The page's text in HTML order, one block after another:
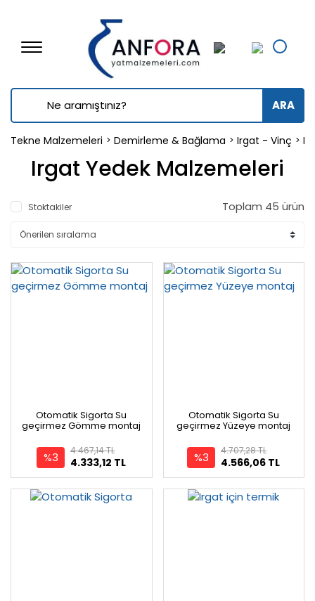
ARA
Tekne Malzemeleri Demirleme & Bağlama Irgat - Vinç
Irgat Yedek Malzemeleri
Stoktakiler Toplam 45 ürün
Otomatik Sigorta Su
geçirmez Gömme montaj
%3 4.333,12 TL
4.467,14 TL
Otomatik Sigorta Su
geçirmez Yüzeye montaj
%3 4.566,06 TL
4.707,28 TL